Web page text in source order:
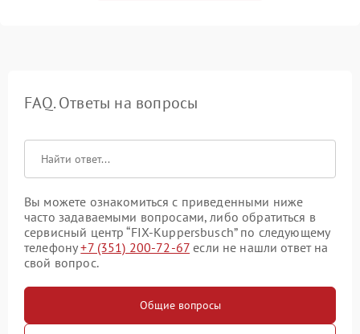
FAQ. Ответы на вопросы
Вы можете ознакомиться с приведенными ниже
часто задаваемыми вопросами, либо обратиться в
сервисный центр “FIX-Kuppersbusch” по следующему
телефону+7 (351) 200-72-67 если не нашли ответ на
свой вопрос.
Общие вопросы